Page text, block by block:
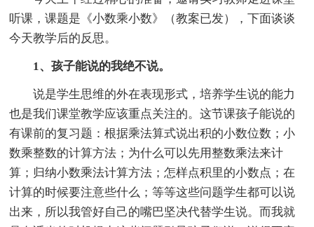
听课，课题是《小数乘小数》（教案已发），下面谈谈
今天教学后的反思。
1、孩子能说的我绝不说。
说是学生思维的外在表现形式，培养学生说的能力
也是我们课堂教学应该重点关注的。这节课孩子能说的
有课前的复习题：根据乘法算式说出积的小数位数；小
数乘整数的计算方法；为什么可以先用整数乘法来计
算；归纳小数乘法计算方法；怎样点积里的小数点；在
计算的时候要注意些什么；等等这些问题学生都可以说
出来，所以我管好自己的嘴巴坚决代替学生说。而我就